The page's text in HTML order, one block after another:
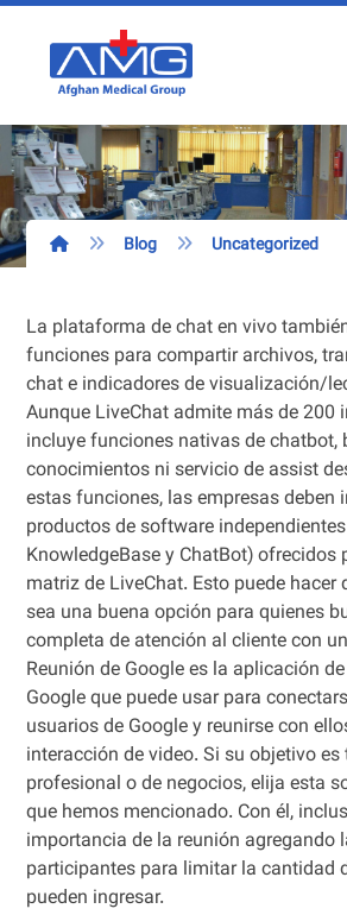
Blog Uncategorized
La plataforma de chat en vivo
funciones para compartir archivos,
chat e indicadores de visualización/
Aunque LiveChat admite más de 200
incluye funciones nativas de chatbot,
conocimientos ni servicio de assist
estas funciones, las empresas deben
productos de software
KnowledgeBase y ChatBot) ofrecidos
matriz de LiveChat. Esto puede hacer
sea una buena opción para quienes
completa de atención al cliente con
Reunión de Google es la aplicación
Google que puede usar para
usuarios de Google y reunirse con
interacción de video. Si su objetivo
profesional o de negocios, elija esta
que hemos mencionado. Con él,
importancia de la reunión agregando
participantes para limitar la cantidad
pueden ingresar.